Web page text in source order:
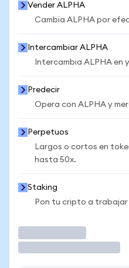
Vender ALPHA
Cambia ALPHA por
Intercambiar ALPHA
Intercambia ALPHA en
Predecir
Opera con ALPHA y
Perpetuos
Largos o cortos en
hasta 50x.
Staking
Pon tu cripto a trabajar